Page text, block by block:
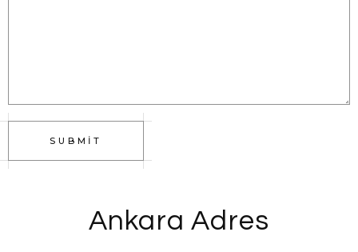
SUBMIT
Ankara Adres